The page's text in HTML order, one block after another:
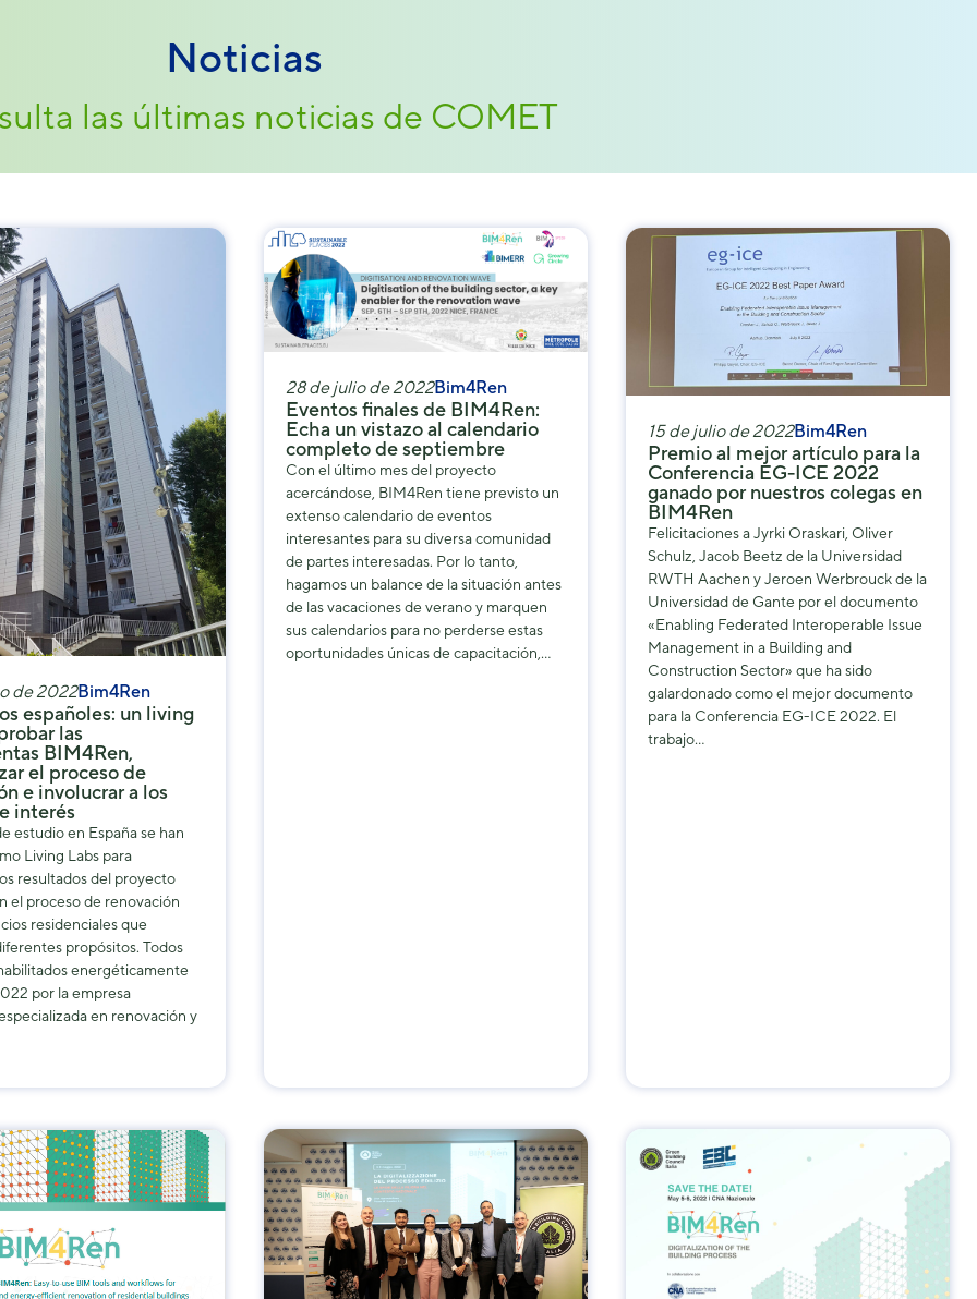
Noticias
las últimas noticias de COMET
de 2022Bim4Ren
españoles: un living
las
BIM4Ren,
el proceso de
e involucrar a los
interés
estudio en España se han
Living Labs para
resultados del proyecto
el proceso de renovación
residenciales que
propósitos. Todos
energéticamente
por la empresa
en renovación y
28 de julio de 2022Bim4Ren
Eventos finales de BIM4Ren:
Echa un vistazo al calendario
completo de septiembre
Con el último mes del proyecto
acercándose, BIM4Ren tiene previsto un
extenso calendario de eventos
interesantes para su diversa comunidad
de partes interesadas. Por lo tanto,
hagamos un balance de la situación antes
de las vacaciones de verano y marquen
sus calendarios para no perderse estas
oportunidades únicas de capacitación,…
15 de julio de 2022Bim4Ren
Premio al mejor artículo para la
Conferencia EG-ICE 2022
ganado por nuestros colegas en
BIM4Ren
Felicitaciones a Jyrki Oraskari, Oliver
Schulz, Jacob Beetz de la Universidad
RWTH Aachen y Jeroen Werbrouck de la
Universidad de Gante por el documento
«Enabling Federated Interoperable Issue
Management in a Building and
Construction Sector» que ha sido
galardonado como el mejor documento
para la Conferencia EG-ICE 2022. El
trabajo…
funcionalidad
y estructura
base a cómo
Experiencia
Para que
nuestra web
funcione lo
mejor posible
durante tu
rechaza estas
cookies,
algunas
funcionalidades
desaparecerán
de la web.
Marketing
Al compartir tus
intereses y
comportamiento
mientras visitas